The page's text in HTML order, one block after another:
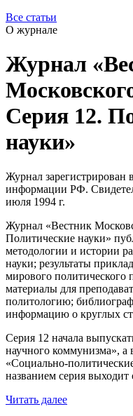
Все статьи
О журнале
Журнал
Серия 12.
науки»
Журнал зарегистрирован
информации РФ.
июля 1994 г.
Журнал «Вестник
Политические науки»
методологии и истории
науки; результаты
мирового политического
материалы для
политологию;
информацию о круглых
Серия 12 начала
научного коммунизма», а
«Социально-
названием серия выходит
Читать далее